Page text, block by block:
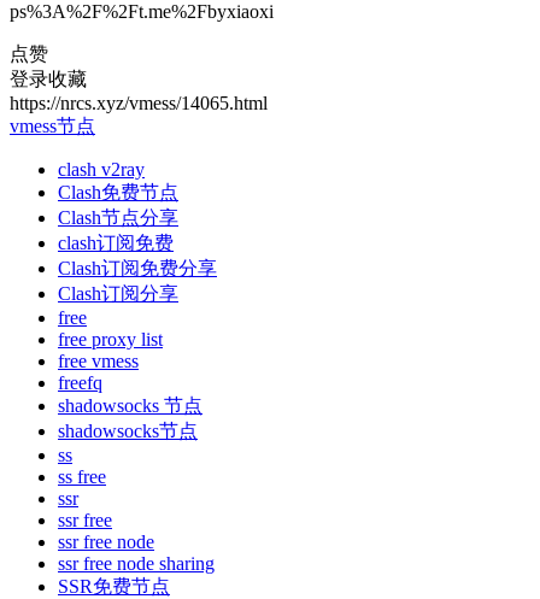
ps%3A%2F%2Ft.me%2Fbyxiaoxi
点赞
登录收藏
https://nrcs.xyz/vmess/14065.html
vmess节点
clash v2ray
Clash免费节点
Clash节点分享
clash订阅免费
Clash订阅免费分享
Clash订阅分享
free
free proxy list
free vmess
freefq
shadowsocks 节点
shadowsocks节点
ss
ss free
ssr
ssr free
ssr free node
ssr free node sharing
SSR免费节点